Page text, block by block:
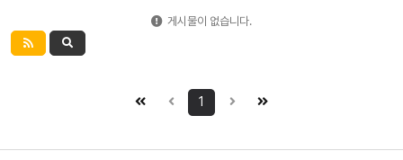
게시물이 없습니다.
1